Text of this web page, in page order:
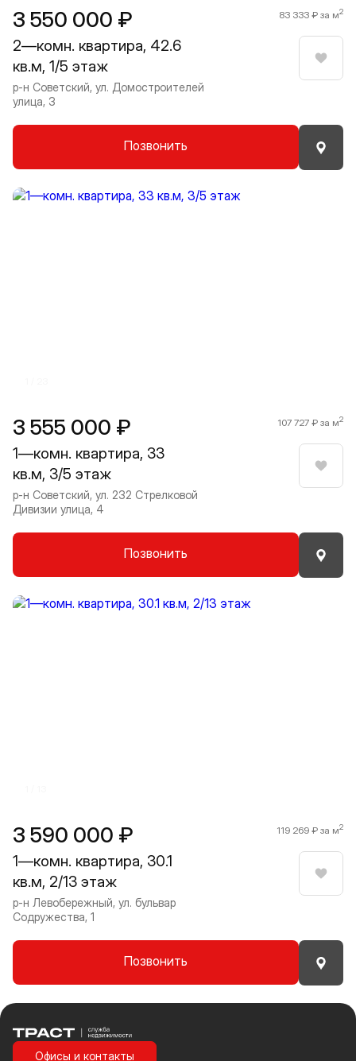
3 550 000 ₽ 83 333 ₽ за м2
2—комн. квартира, 42.6
кв.м, 1/5 этаж
р-н Советский, ул. Домостроителей
улица, 3
Позвонить
3 555 000 ₽ 107 727 ₽ за м2
1—комн. квартира, 33
кв.м, 3/5 этаж
р-н Советский, ул. 232 Стрелковой
Дивизии улица, 4
Позвонить
3 590 000 ₽ 119 269 ₽ за м2
1—комн. квартира, 30.1
кв.м, 2/13 этаж
р-н Левобережный, ул. бульвар
Содружества, 1
Позвонить
Траст | Служба недвижимости
Офисы и контакты